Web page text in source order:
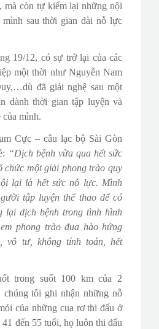
mà còn tự kiểm lại những nội
mình sau thời gian dài nỗ lực
19/12, có sự trở lại của các
một thời như Nguyễn Nam
đã giải nghệ sau một
dành thời gian tập luyện và
của mình.
Cực – câu lạc bộ Sài Gòn
“Dịch bệnh vừa qua hết sức
chức một giải phong trào quy
lại là hết sức nỗ lực. Mình
tập luyện thể thao để có
lại dịch bệnh trong tình hình
phong trào đua hào hứng
vô tư, không tính toán, hết
trong suốt 100 km của 2
chúng tôi ghi nhận những nỗ
của những cua rơ thi đấu ở
đến 55 tuổi, họ luôn thi đấu